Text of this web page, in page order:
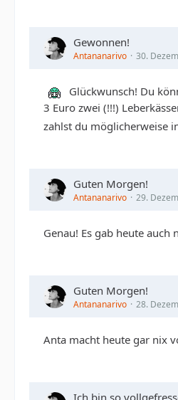
Gewonnen!
Antananarivo 30.
Glückwunsch! Du
3 Euro zwei (!!!)
zahlst du möglicherweise
Guten Morgen!
Antananarivo 29.
Genau! Es gab heute
Guten Morgen!
Antananarivo 28.
Anta macht heute gar nix